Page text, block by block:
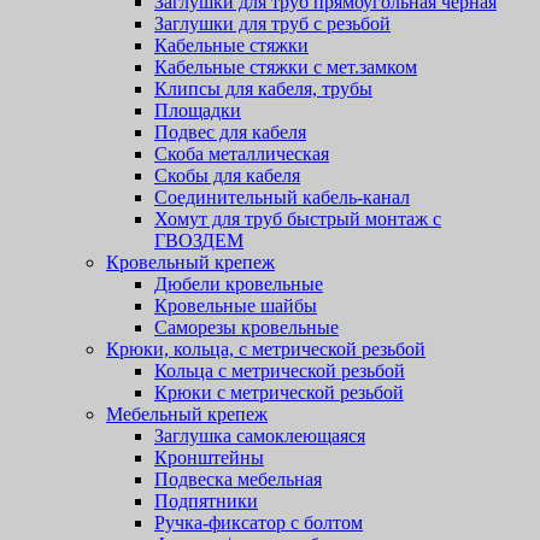
Заглушки для труб с резьбой
Кабельные стяжки
Кабельные стяжки с мет.замком
Клипсы для кабеля, трубы
Площадки
Подвес для кабеля
Скоба металлическая
Скобы для кабеля
Соединительный кабель-канал
Хомут для труб быстрый монтаж с
ГВОЗДЕМ
Кровельный крепеж
Дюбели кровельные
Кровельные шайбы
Саморезы кровельные
Крюки, кольца, с метрической резьбой
Кольца с метрической резьбой
Крюки с метрической резьбой
Мебельный крепеж
Заглушка самоклеющаяся
Кронштейны
Подвеска мебельная
Подпятники
Ручка-фиксатор с болтом